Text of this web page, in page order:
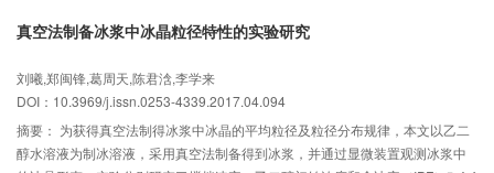
27 ℃时分布最不均匀，而在进风温度为42 ℃时分布最均匀。结果表明：较高
91.0%。通过实验发现，适当提高压缩机转速能有效改善蒸发器表面温度分布
的均匀性。
真空法制备冰浆中冰晶粒径特性的实验研究
刘曦,郑闽锋,葛周天,陈君浛,李学来
DOI：10.3969/j.issn.0253-4339.2017.04.094
摘要： 为获得真空法制得冰浆中冰晶的平均粒径及粒径分布规律，本文以乙二
醇水溶液为制冰溶液，采用真空法制备得到冰浆，并通过显微装置观测冰浆中